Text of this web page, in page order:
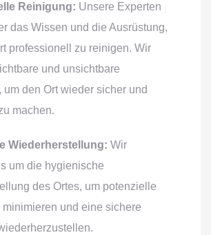
Reinigung: Unsere Experten
das Wissen und die Ausrüstung,
professionell zu reinigen. Wir
und unsichtbare
um den Ort wieder sicher und
machen.
Wiederherstellung: Wir
um die hygienische
des Ortes, um potenzielle
minimieren und eine sichere